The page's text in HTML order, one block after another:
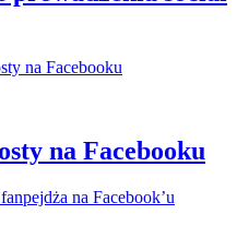
na Facebooku